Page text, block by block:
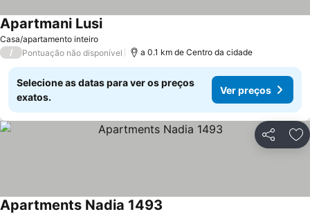
Casa/apartamento inteiro
Apartmani Lusi
/ Pontuação não disponível a 0.1 km de Centro da cidade
Selecione as datas para ver os preços
exatos.
Ver preços
Partilhar
Apartments Nadia 1493